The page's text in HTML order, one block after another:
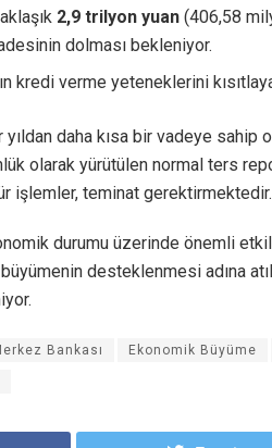
2,9 trilyon yuan (406,58
dolması bekleniyor.
kredi verme yeteneklerini
yıldan daha kısa bir vadeye
olarak yürütülen normal ters
işlemler, teminat gerektirmektedir.
durumu üzerinde önemli
desteklenmesi adına
Bankası Ekonomik Büyüme